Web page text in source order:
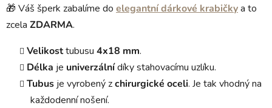
🎁 Váš šperk zabalíme do elegantní dárkové krabičkya to
zcela ZDARMA.
Velikosttubusu 4x18 mm.
Délka je univerzálnídíky stahovacímu uzlíku.
Tubus je vyrobený zchirurgické oceli. Je tak vhodný na
každodenní nošení.